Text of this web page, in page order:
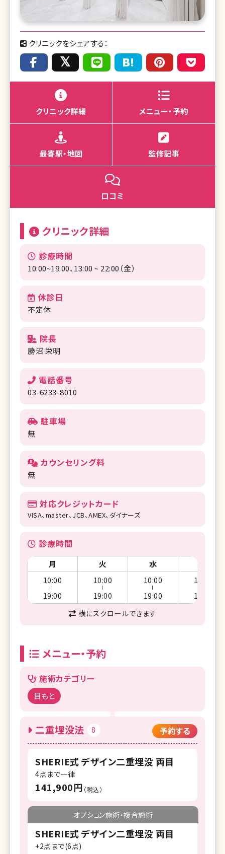
クリニックをシェアする：
クリニック詳細 メニュー・予約
最寄駅・地図 監修記事
口コミ
クリニック詳細
診療時間
10:00~19:00、13:00 ~ 22:00（金）
休診日
不定休
院長
勝沼 栄明
電話番号
03-6233-8010
駐車場
無
カウンセリング料
無
対応クレジットカード
VISA、master、JCB、AMEX、ダイナーズ
診療時間
月 火 水
10:00
19:00
10:00
19:00
10:00
19:00
10:00
19:00
横にスクロールできます
メニュー・予約
施術カテゴリー
目もと
二重埋没法 8 予約する
SHERIE式 デザイン二重埋没 両目
4点まで一律
141,900円 （税込）
オプション施術・複合施術
SHERIE式 デザイン二重埋没 両目
+2点まで(6点)